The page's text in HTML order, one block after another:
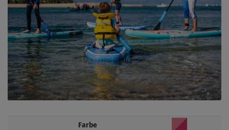
Farbe